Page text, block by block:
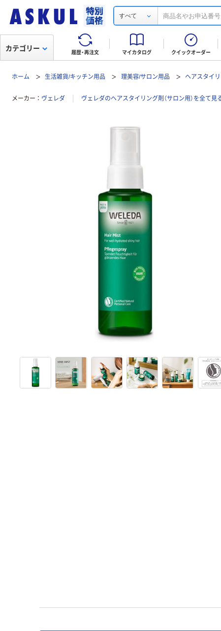
すべて
履歴・再注文 マイカタログ クイックオーダー
カテゴリー
ホーム 生活雑貨/キッチン用品 理美容/サロン用品 ヘアスタイリ
メーカー ヴェレダ ヴェレダのヘアスタイリング剤（サロン用）を全て見